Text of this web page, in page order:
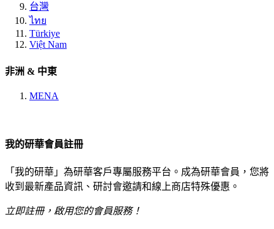
台灣
ไทย
Türkiye
Việt Nam
非洲 & 中東
MENA
我的研華會員註冊
「我的研華」為研華客戶專屬服務平台。成為研華會員，您將
收到最新產品資訊、研討會邀請和線上商店特殊優惠。
立即註冊，啟用您的會員服務！